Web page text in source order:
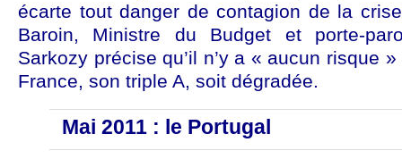
écarte tout danger de contagion de la
Baroin, Ministre du Budget et porte-
Sarkozy précise qu’il n’y a « aucun risque
France, son triple A, soit dégradée.
Mai 2011 : le Portugal